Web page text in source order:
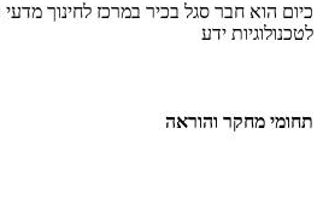
כיום הוא חבר סגל בכיר במרכז לחינוך מדעי
לטכנולוגיות ידע
תחומי מחקר והוראה